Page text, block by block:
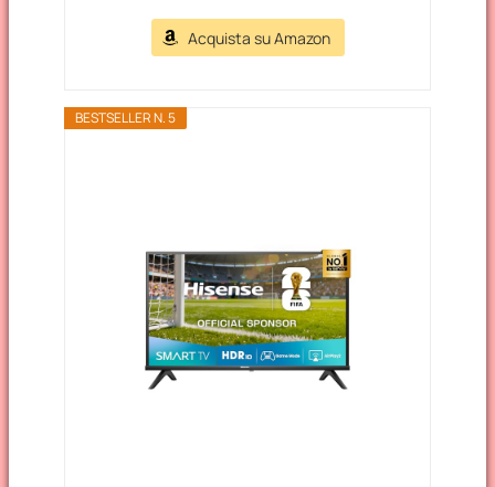
Acquista su Amazon
BESTSELLER N. 5